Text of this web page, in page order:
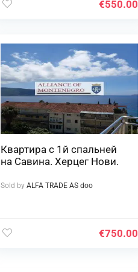
€550.00
Квартира с 1й спальней
на Савина. Херцег Нови.
Sold by ALFA TRADE AS doo
€750.00